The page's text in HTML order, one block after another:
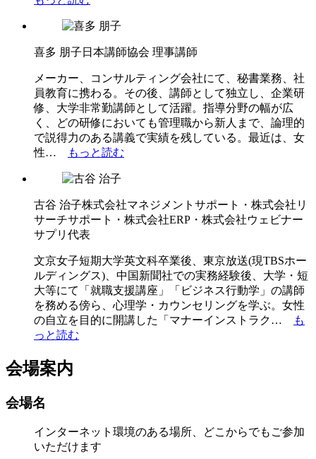
喜多 朋子 日本講師協会 理事講師
メーカー、コンサルティング会社にて、秘書業務、社
員教育に携わる。その後、講師として独立し、企業研
修、大学非常勤講師として活躍。指導分野の幅が広
く、どの研修においても管理職から新人まで、論理的
で説得力のある講義で実績を残している。最近は、女
性…
もっと読む
古谷 治子株式会社マネジメントサポート・株式会社リ
サーチサポート・株式会社ERP・株式会社ウェビナー
サプリ代表
文京女子短期大学英文科卒業後、東京放送(現TBSホー
ルディングス)、中国新聞社での実務経験後、大学・短
大等にて「就職支援講座」「ビジネス行動学」の講師
を務める傍ら、心理学・カウンセリングを学ぶ。女性
の自立を目的に開講した「マナーインストラク…
も
っと読む
会場案内
会場名
インターネット環境のある場所、どこからでもご参加
いただけます